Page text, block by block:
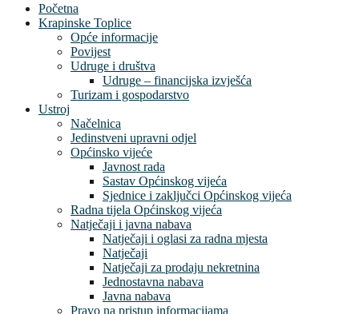
Početna
Krapinske Toplice
Opće informacije
Povijest
Udruge i društva
Udruge – financijska izvješća
Turizam i gospodarstvo
Ustroj
Načelnica
Jedinstveni upravni odjel
Općinsko vijeće
Javnost rada
Sastav Općinskog vijeća
Sjednice i zaključci Općinskog vijeća
Radna tijela Općinskog vijeća
Natječaji i javna nabava
Natječaji i oglasi za radna mjesta
Natječaji
Natječaji za prodaju nekretnina
Jednostavna nabava
Javna nabava
Pravo na pristup informacijama